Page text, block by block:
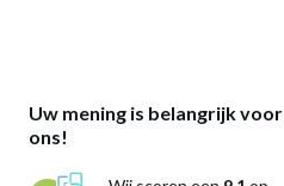
Uw mening is belangrijk voor
ons!